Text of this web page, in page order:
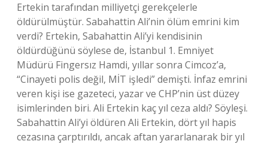
Ertekin tarafından milliyetçi gerekçelerle
öldürülmüştür. Sabahattin Ali’nin ölüm emrini kim
verdi? Ertekin, Sabahattin Ali’yi kendisinin
öldürdüğünü söylese de, İstanbul 1. Emniyet
Müdürü Fingersız Hamdi, yıllar sonra Cimcoz’a,
“Cinayeti polis değil, MİT işledi” demişti. İnfaz emrini
veren kişi ise gazeteci, yazar ve CHP’nin üst düzey
isimlerinden biri. Ali Ertekin kaç yıl ceza aldı? Söyleşi.
Sabahattin Ali’yi öldüren Ali Ertekin, dört yıl hapis
cezasına çarptırıldı, ancak aftan yararlanarak bir yıl